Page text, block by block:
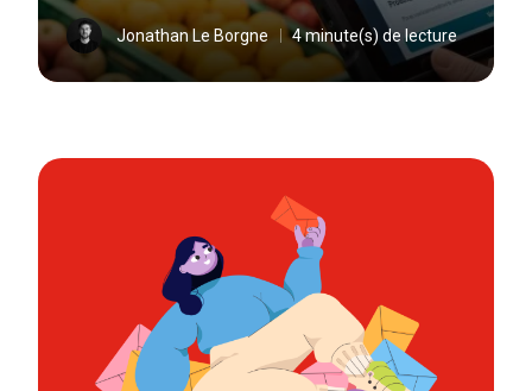
Jonathan Le Borgne 4 minute(s) de lecture